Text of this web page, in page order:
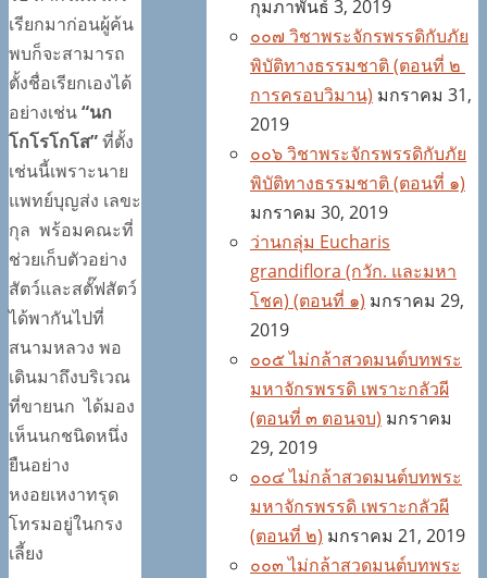
เรียกมาก่อนผู้ค้น
พบก็จะสามารถ
ตั้งชื่อเรียกเองได้
อย่างเช่น“นก
โกโรโกโส”ที่ตั้ง
เช่นนี้เพราะนาย
แพทย์บุญส่ง เลขะ
กุล พร้อมคณะที่
ช่วยเก็บตัวอย่าง
สัตว์และสตั๊ฟสัตว์
ได้พากันไปที่
สนามหลวง พอ
เดินมาถึงบริเวณ
ที่ขายนก ได้มอง
เห็นนกชนิดหนึ่ง
ยืนอย่าง
หงอยเหงาทรุด
โทรมอยู่ในกรง
เลี้ยง
กุมภาพันธ์ 3, 2019
๐๐๗ วิชาพระจักรพรรดิกับภัย
พิบัติทางธรรมชาติ (ตอนที่ ๒
การครอบวิมาน) มกราคม 31,
2019
๐๐๖ วิชาพระจักรพรรดิกับภัย
พิบัติทางธรรมชาติ (ตอนที่ ๑)
มกราคม 30, 2019
ว่านกลุ่ม Eucharis
grandiflora (กวัก. และมหา
โชค) (ตอนที่ ๑) มกราคม 29,
2019
๐๐๕ ไม่กล้าสวดมนต์บทพระ
มหาจักรพรรดิ เพราะกลัวผี
(ตอนที่ ๓ ตอนจบ) มกราคม
29, 2019
๐๐๔ ไม่กล้าสวดมนต์บทพระ
มหาจักรพรรดิ เพราะกลัวผี
(ตอนที่ ๒) มกราคม 21, 2019
๐๐๓ ไม่กล้าสวดมนต์บทพระ